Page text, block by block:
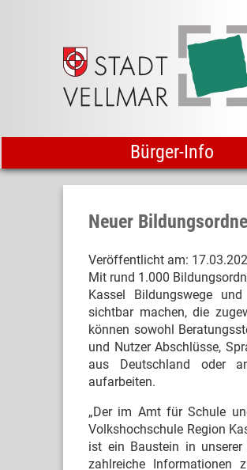
Bürger-Info
Neuer
Veröffentlicht am:
Mit rund 1.000
Kassel Bildungswege
sichtbar machen, die
können sowohl
und Nutzer Abschlüsse,
aus Deutschland oder
aufarbeiten.
„Der im Amt für Schule
Volkshochschule Region
ist ein Baustein in
zahlreiche Informationen